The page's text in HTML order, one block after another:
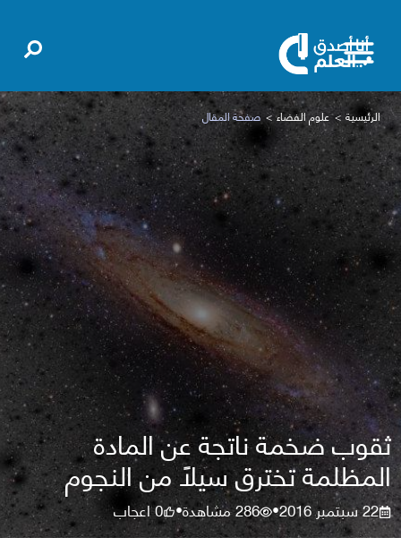
الرئيسية علوم الفضاء صفحة المقال
ثقوب ضخمة ناتجة عن المادة
المظلمة تخترق سيلًا من النجوم
22 سبتمبر 2016 •
286مشاهدة•
0اعجاب